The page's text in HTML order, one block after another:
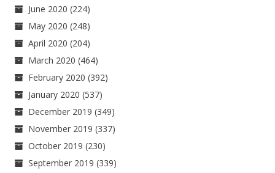
June 2020 (224)
May 2020 (248)
April 2020 (204)
March 2020 (464)
February 2020 (392)
January 2020 (537)
December 2019 (349)
November 2019 (337)
October 2019 (230)
September 2019 (339)